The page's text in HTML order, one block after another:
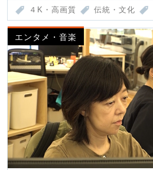
４K・高画質 伝統・文化
エンタメ・音楽